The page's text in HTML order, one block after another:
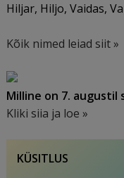
Hiljar, Hiljo, Vaidas,
Kõik nimed leiad siit »
Milline on 7. augustil
Kliki siia ja loe »
KÜSITLUS